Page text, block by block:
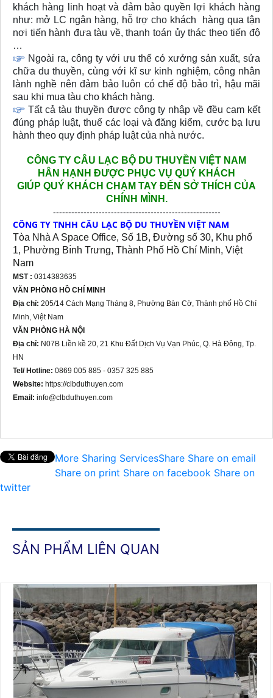
khách hàng linh hoạt và đảm bảo quyền lợi khách hàng
như: mở LC ngân hàng, hỗ trợ cho khách hàng qua tận
nơi tiến hành đưa tàu về, thanh toán ủy thác theo tiến độ
…
Ngoài ra, công ty với ưu thế có xưởng sản xuất, sửa
chữa du thuyền, cùng với kĩ sư kinh nghiệm, công nhân
lành nghề nên đảm bảo luôn có chế độ bảo trì, hậu mãi
sau khi mua tàu cho khách hàng.
Tất cả tàu thuyền được công ty nhập về đều cam kết
đúng pháp luật, thuế các loại và đăng kiểm, cước bạ lưu
hành theo quy định pháp luật của nhà nước.
CÔNG TY CÂU LẠC BỘ DU THUYỀN VIỆT NAM
HÂN HẠNH ĐƯỢC PHỤC VỤ QUÝ KHÁCH
GIÚP QUÝ KHÁCH CHẠM TAY ĐẾN SỞ THÍCH CỦA
CHÍNH MÌNH.
-------------------------------------------------------
CÔNG TY TNHH CÂU LẠC BỘ DU THUYỀN VIỆT NAM
Tòa Nhà A Space Office, Số 1B, Đường số 30, Khu phố
1, Phường Bı̀nh Trưng, Thành Phố Hồ Chí Minh, Việt
Nam
MST : 0314383635
VĂN PHÒNG HỒ CHÍ MINH
Địa chỉ: 205/14 Cách Mạng Tháng 8, Phường Bàn Cờ, Thành phố Hồ Chí
Minh, Việt Nam
VĂN PHÒNG HÀ NỘI
Địa chỉ: N07B Liền kề 20, 21 Khu Đất Dịch Vụ Vạn Phúc, Q. Hà Đông, Tp.
HN
Tel/ Hotline: 0869 005 885 - 0357 325 885
Website: https://clbduthuyen.com
Email: info@clbduthuyen.com
More Sharing ServicesShare Share on email
Share on print Share on facebook Share on
twitter
SẢN PHẨM LIÊN QUAN